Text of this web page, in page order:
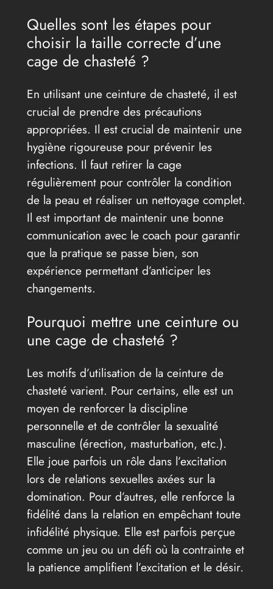
Quelles sont les étapes pour
choisir la taille correcte d’une
cage de chasteté ?
En utilisant une ceinture de chasteté, il est
crucial de prendre des précautions
appropriées. Il est crucial de maintenir une
hygiène rigoureuse pour prévenir les
infections. Il faut retirer la cage
régulièrement pour contrôler la condition
de la peau et réaliser un nettoyage complet.
Il est important de maintenir une bonne
communication avec le coach pour garantir
que la pratique se passe bien, son
expérience permettant d’anticiper les
changements.
Pourquoi mettre une ceinture ou
une cage de chasteté ?
Les motifs d’utilisation de la ceinture de
chasteté varient. Pour certains, elle est un
moyen de renforcer la discipline
personnelle et de contrôler la sexualité
masculine (érection, masturbation, etc.).
Elle joue parfois un rôle dans l’excitation
lors de relations sexuelles axées sur la
domination. Pour d’autres, elle renforce la
fidélité dans la relation en empêchant toute
infidélité physique. Elle est parfois perçue
comme un jeu ou un défi où la contrainte et
la patience amplifient l’excitation et le désir.